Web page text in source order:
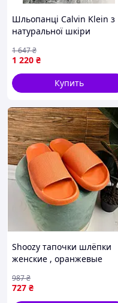
Шльопанці Calvin Klein з
натуральної шкіри
1 220 ₴
1 647₴
Купить
Shoozy тапочки шлёпки
женские , оранжевые
727 ₴
987₴